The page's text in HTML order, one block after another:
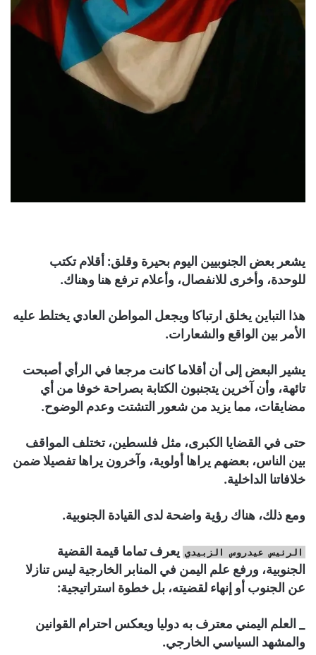
يشعر بعض الجنوبيين اليوم بحيرة وقلق: أقلام تكتب
للوحدة، وأخرى للانفصال، وأعلام ترفع هنا وهناك.
هذا التباين يخلق ارتباكا ويجعل المواطن العادي يختلط عليه
الأمر بين الواقع والشعارات.
يشير البعض إلى أن أقلاما كانت مرجعا في الرأي أصبحت
تائهة، وأن آخرين يتجنبون الكتابة بصراحة خوفا من أي
مضايقات، مما يزيد من شعور التشتت وعدم الوضوح.
حتى في القضايا الكبرى، مثل فلسطين، تختلف المواقف
بين الناس، بعضهم يراها أولوية، وآخرون يراها تفصيلا ضمن
خلافاتنا الداخلية.
ومع ذلك، هناك رؤية واضحة لدى القيادة الجنوبية.
الرئيس عيدروس الزبيدي يعرف تماما قيمة القضية
الجنوبية، ورفع علم اليمن في المنابر الخارجية ليس تنازلا
عن الجنوب أو إنهاء لقضيته، بل خطوة استراتيجية:
_ العلم اليمني معترف به دوليا ويعكس احترام القوانين
والمشهد السياسي الخارجي.